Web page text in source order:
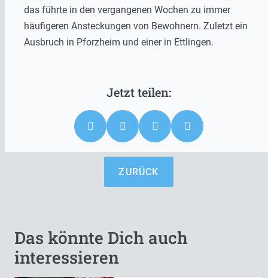
das führte in den vergangenen Wochen zu immer
häufigeren Ansteckungen von Bewohnern. Zuletzt ein
Ausbruch in Pforzheim und einer in Ettlingen.
ZURÜCK
Das könnte Dich auch
interessieren